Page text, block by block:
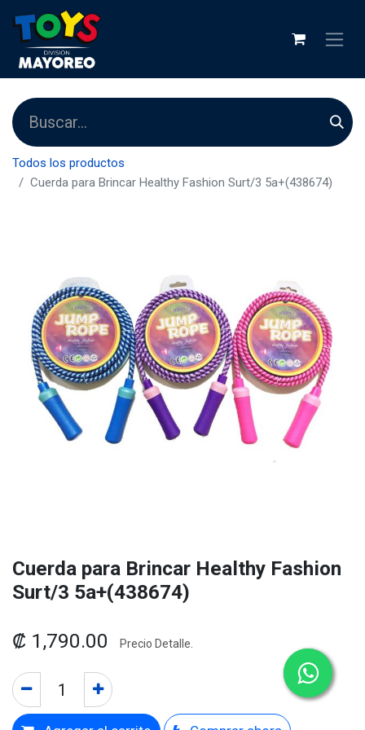
Todos los productos
Cuerda para Brincar Healthy Fashion Surt/3 5a+(438674)
Cuerda para Brincar Healthy Fashion
Surt/3 5a+(438674)
₡ 1,790.00 Precio Detalle.